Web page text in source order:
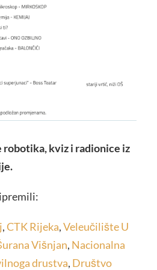
robotika, kviz i radionice iz
,CTK Rijeka,Veleučilište U
Višnjan, Nacionalna
drustva, Društvo